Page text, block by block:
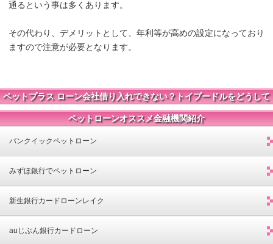
通るという事は多くあります。
その代わり、デメリットとして、年利等が高めの設定になっており
ますので注意が必要となります。
ペットプラス ローン会社借り入れできない？トイプードルをどうして
も買いたいエントリー一覧
ペットローンオススメ金融機関紹介
バンクイックペットローン
みずほ銀行でペットローン
新生銀行カードローンレイク
auじぶん銀行カードローン